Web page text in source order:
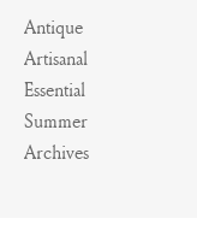
Antique
Artisanal
Essential
Summer
Archives